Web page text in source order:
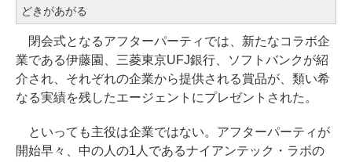
どきがあがる
閉会式となるアフターパーティでは、新たなコラボ企
業である伊藤園、三菱東京UFJ銀行、ソフトバンクが紹
介され、それぞれの企業から提供される賞品が、類い希
なる実績を残したエージェントにプレゼントされた。
といっても主役は企業ではない。アフターパーティが
開始早々、中の人の1人であるナイアンテック・ラボの